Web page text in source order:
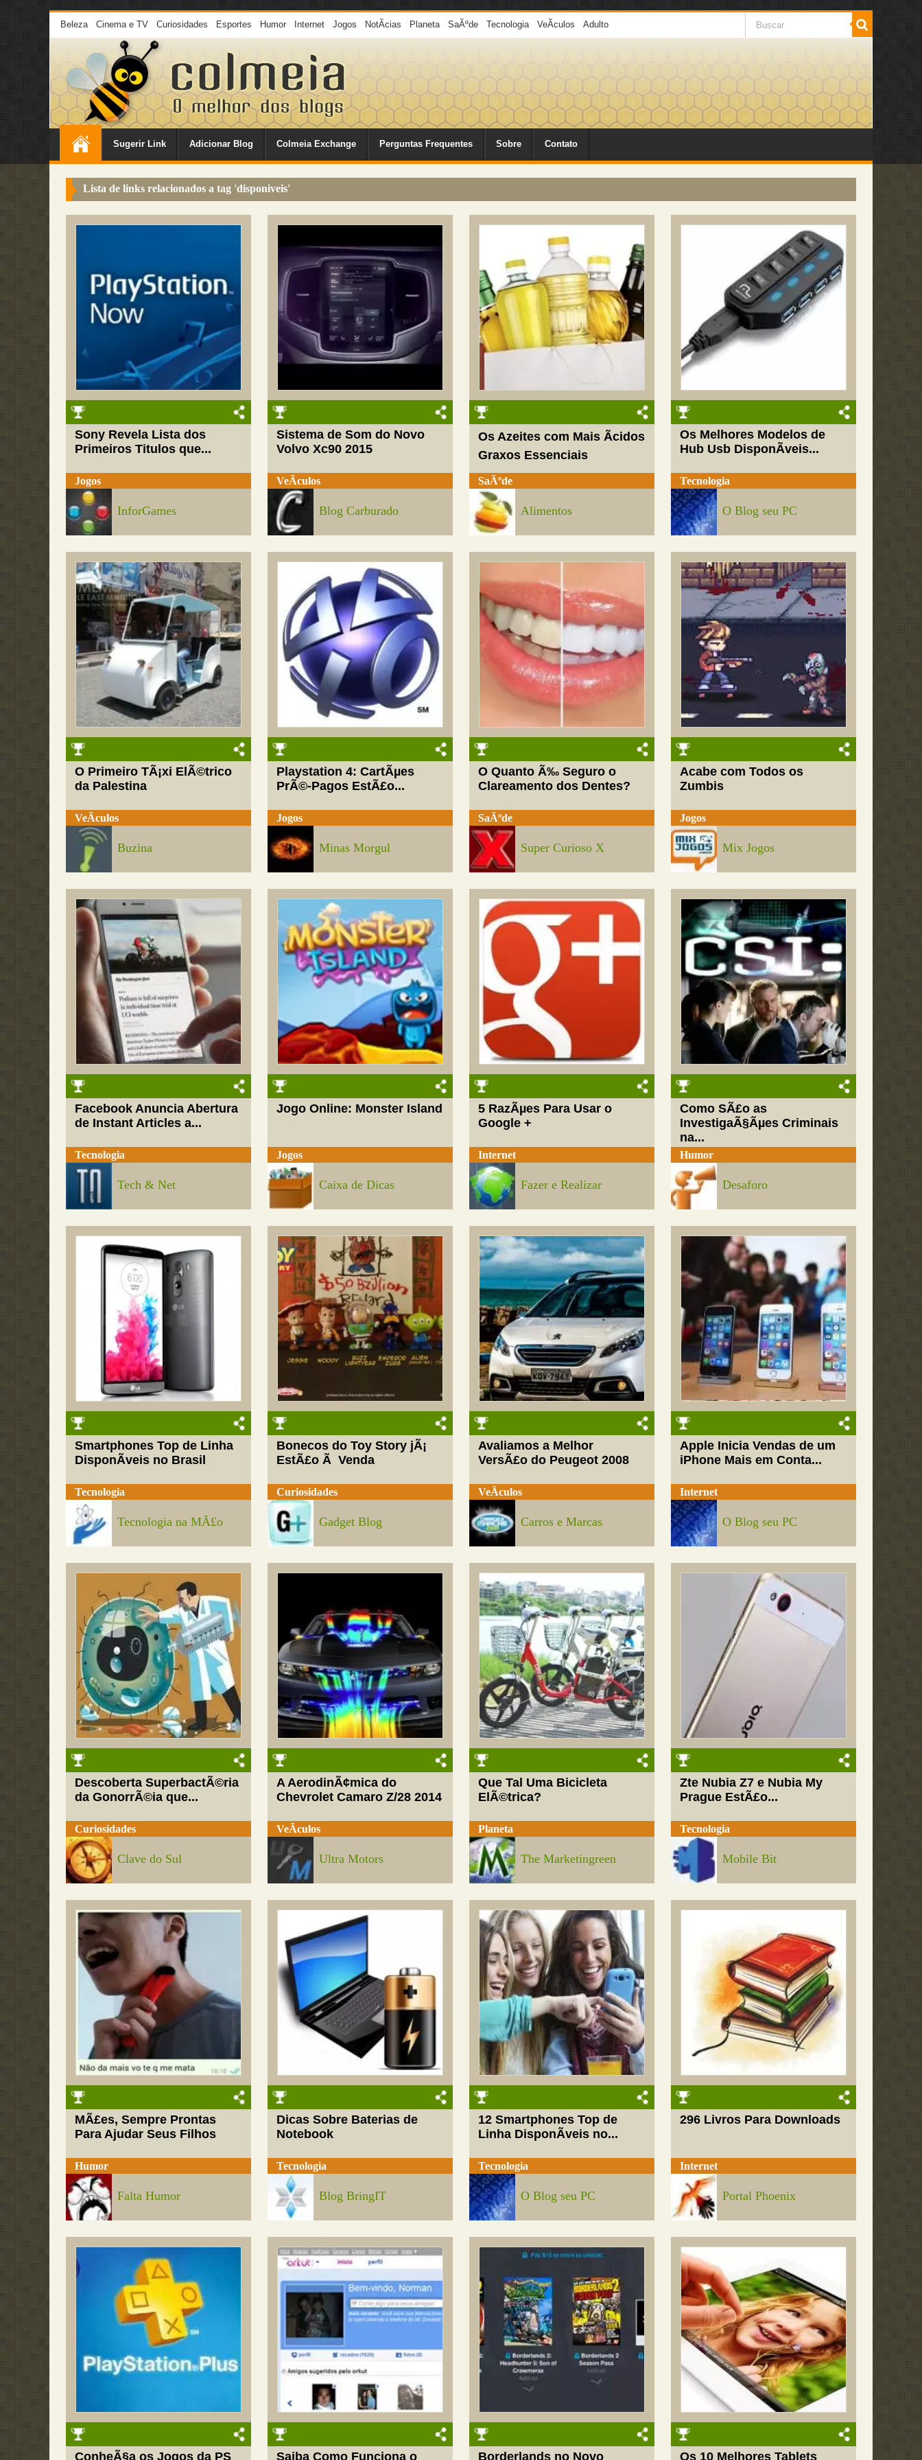
Beleza Cinema e TV Curiosidades Esportes Humor Internet Jogos NotÃ­cias Planeta SaÃºde Tecnologia VeÃ­culos Adulto
Sugerir Link Adicionar Blog Colmeia Exchange Perguntas Frequentes Sobre Contato
Lista de links relacionados a tag 'disponiveis'
Sony Revela Lista dos
Primeiros Titulos que...
Jogos
InforGames
Sistema de Som do Novo
Volvo Xc90 2015
VeÃ­culos
Blog Carburado
Os Azeites com Mais Ãcidos
Graxos Essenciais
SaÃºde
Alimentos
Os Melhores Modelos de
Hub Usb DisponÃ­veis...
Tecnologia
O Blog seu PC
O Primeiro TÃ¡xi ElÃ©trico
da Palestina
VeÃ­culos
Buzina
Playstation 4: CartÃµes
PrÃ©-Pagos EstÃ£o...
Jogos
Minas Morgul
O Quanto Ã‰ Seguro o
Clareamento dos Dentes?
SaÃºde
Super Curioso X
Acabe com Todos os
Zumbis
Jogos
Mix Jogos
Facebook Anuncia Abertura
de Instant Articles a...
Tecnologia
Tech & Net
Jogo Online: Monster Island
Jogos
Caixa de Dicas
5 RazÃµes Para Usar o
Google +
Internet
Fazer e Realizar
Como SÃ£o as
InvestigaÃ§Ãµes Criminais
na...
Humor
Desaforo
Smartphones Top de Linha
DisponÃ­veis no Brasil
Tecnologia
Tecnologia na MÃ£o
Bonecos do Toy Story jÃ¡
EstÃ£o Ã Venda
Curiosidades
Gadget Blog
Avaliamos a Melhor
VersÃ£o do Peugeot 2008
VeÃ­culos
Carros e Marcas
Apple Inicia Vendas de um
iPhone Mais em Conta...
Internet
O Blog seu PC
Descoberta SuperbactÃ©ria
da GonorrÃ©ia que...
Curiosidades
Clave do Sul
A AerodinÃ¢mica do
Chevrolet Camaro Z/28 2014
VeÃ­culos
Ultra Motors
Que Tal Uma Bicicleta
ElÃ©trica?
Planeta
The Marketingreen
Zte Nubia Z7 e Nubia My
Prague EstÃ£o...
Tecnologia
Mobile Bit
MÃ£es, Sempre Prontas
Para Ajudar Seus Filhos
Humor
Falta Humor
Dicas Sobre Baterias de
Notebook
Tecnologia
Blog BringIT
12 Smartphones Top de
Linha DisponÃ­veis no...
Tecnologia
O Blog seu PC
296 Livros Para Downloads
Internet
Portal Phoenix
ConheÃ§a os Jogos da PS Saiba Como Funciona o Borderlands no Novo Os 10 Melhores Tablets